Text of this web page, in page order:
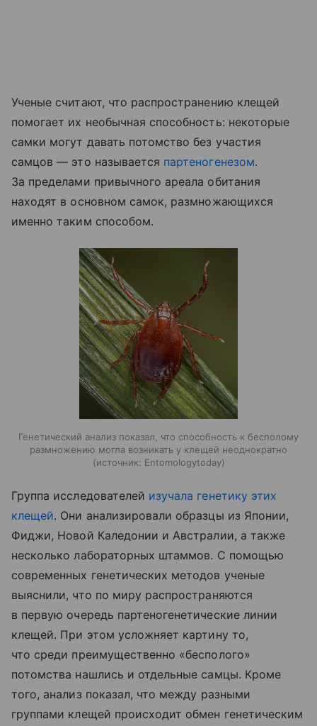
Ученые считают, что распространению клещей
помогает их необычная способность: некоторые
самки могут давать потомство без участия
самцов — это называется партеногенезом.
За пределами привычного ареала обитания
находят в основном самок, размножающихся
именно таким способом.
Генетический анализ показал, что способность к бесполому
размножению могла возникать у клещей неоднократно
источник: Entomologytoday
Группа исследователей изучала генетику этих
клещей. Они анализировали образцы из Японии,
Фиджи, Новой Каледонии и Австралии, а также
несколько лабораторных штаммов. С помощью
современных генетических методов ученые
выяснили, что по миру распространяются
в первую очередь партеногенетические линии
клещей. При этом усложняет картину то,
что среди преимущественно «бесполого»
потомства нашлись и отдельные самцы. Кроме
того, анализ показал, что между разными
группами клещей происходит обмен генетическим